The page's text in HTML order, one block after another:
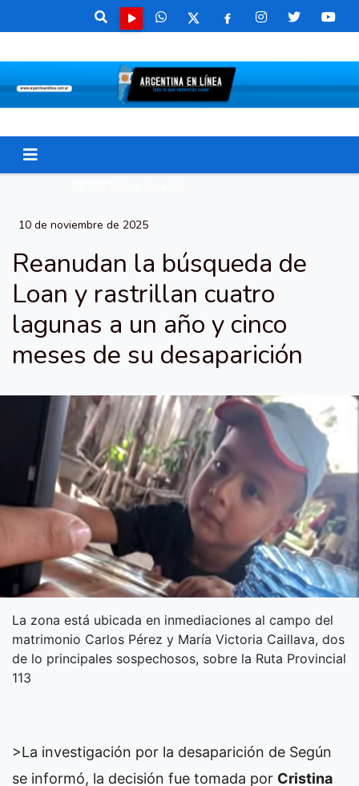
10 de noviembre de 2025
Reanudan la búsqueda de
Loan y rastrillan cuatro
lagunas a un año y cinco
meses de su desaparición
La zona está ubicada en inmediaciones al campo del
matrimonio Carlos Pérez y María Victoria Caillava, dos
de lo principales sospechosos, sobre la Ruta Provincial
113
>La investigación por la desaparición de Según
se informó, la decisión fue tomada por Cristina